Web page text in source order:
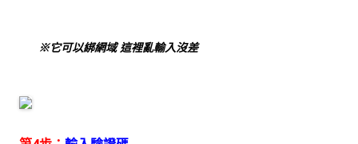
※它可以綁網域 這裡亂輸入沒差